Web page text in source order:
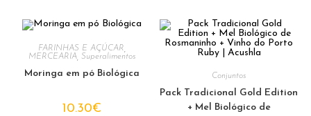
FARINHAS E AÇÚCAR
MERCEARIA ,Superalimentos
Moringa em pó Biológica
10.30€
Conjuntos
Pack Tradicional Gold Edition
+ Mel Biológico de